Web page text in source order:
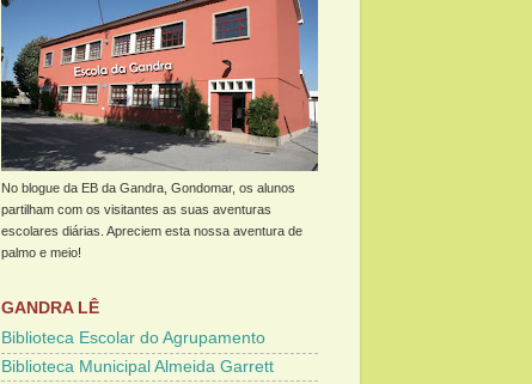
No blogue da EB da Gandra, Gondomar, os alunos
partilham com os visitantes as suas aventuras
escolares diárias. Apreciem esta nossa aventura de
palmo e meio!
GANDRA LÊ
Biblioteca Escolar do Agrupamento
Biblioteca Municipal Almeida Garrett